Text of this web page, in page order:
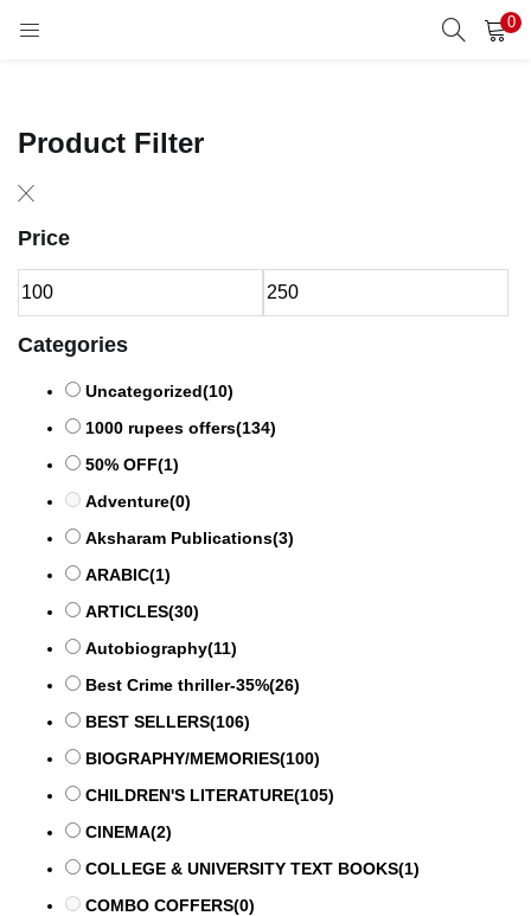
0
REGISTER
Remember me
Lost password?
Product Filter
Price
Categories
Uncategorized(10)
1000 rupees offers(134)
50% OFF(1)
Adventure(0)
Aksharam Publications(3)
ARABIC(1)
ARTICLES(30)
Autobiography(11)
Best Crime thriller-35%(26)
BEST SELLERS(106)
BIOGRAPHY/MEMORIES(100)
CHILDREN'S LITERATURE(105)
CINEMA(2)
COLLEGE & UNIVERSITY TEXT BOOKS(1)
COMBO COFFERS(0)